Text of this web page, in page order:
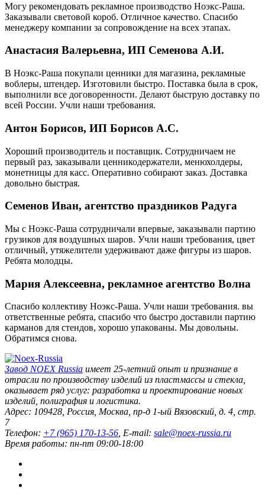
Могу рекомендовать рекламное производство Ноэкс-Раша.
Заказывали световой короб. Отличное качество. Спасибо
менеджеру компании за сопровождение на всех этапах.
Анастасия Валерьевна, ИП Семенова А.И.
В Ноэкс-Раша покупали ценники для магазина, рекламные
воблеры, штендер. Изготовили быстро. Поставка была в срок,
выполнили все договоренности. Делают быструю доставку по
всей России. Учли наши требования.
Антон Борисов, ИП Борисов А.С.
Хороший производитель и поставщик. Сотрудничаем не
первый раз, заказывали ценникодержатели, менюхолдеры,
монетницы для касс. Оперативно собирают заказ. Доставка
довольно быстрая.
Семенов Иван, агентство праздников Радуга
Мы с Ноэкс-Раша сотрудничали впервые, заказывали партию
грузиков для воздушных шаров. Учли наши требования, цвет
отличный, утяжелители удерживают даже фигуры из шаров.
Ребята молодцы.
Мария Алексеевна, рекламное агентство Волна
Спасибо коллективу Ноэкс-Раша. Учли наши требования. вы
ответственные ребята, спасибо что быстро доставили партию
карманов для стендов, хорошо упакованы. Мы довольны.
Обратимся снова.
Завод NOEX Russia имеет 25-летний опыт и признание в
отрасли по производству изделий из пластмассы и стекла,
оказывает ряд услуг: разработка и проектирование новых
изделий, полиграфия и логистика.
Адрес: 109428, Россия, Москва, пр-д 1-ый Вязовский, д. 4, стр.
7
Телефон: +7 (965) 170-13-56, E-mail: sale@noex-russia.ru
Время работы: пн-пт 09:00-18:00